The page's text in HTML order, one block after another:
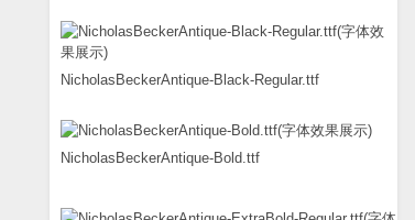
NicholasBeckerAntique-Black-Regular.ttf
NicholasBeckerAntique-Bold.ttf